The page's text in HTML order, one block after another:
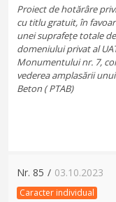
Proiect de hotărâre
cu titlu gratuit, în
unei suprafețe totale
domeniului privat al
Monumentului nr. 7,
vederea amplasării
Beton ( PTAB)
Nr. 85 / 03.10.2023
Caracter individual